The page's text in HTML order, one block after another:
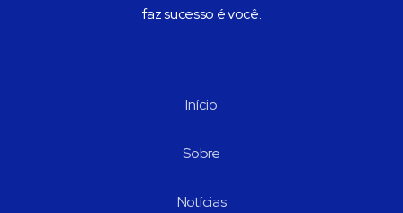
faz sucesso é você.
Início
Sobre
Notícias